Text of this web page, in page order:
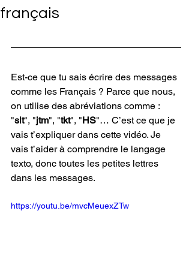
français
Est-ce que tu sais écrire des messages
comme les Français ? Parce que nous,
on utilise des abréviations comme :
"slt", "jtm", "tkt", "HS"… C’est ce que je
vais t’expliquer dans cette vidéo. Je
vais t’aider à comprendre le langage
texto, donc toutes les petites lettres
dans les messages.
https://youtu.be/mvcMeuexZTw